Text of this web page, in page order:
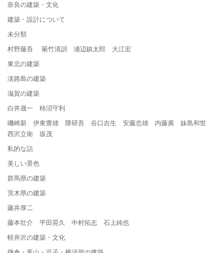
奈良の建築・文化
建築・設計について
未分類
村野藤吾 菊竹清訓 浦辺鎮太郎 大江宏
東北の建築
淡路島の建築
滋賀の建築
白井晟一 柿沼守利
磯崎新 伊東豊雄 隈研吾 谷口吉生 安藤忠雄 内藤廣 妹島和世
西沢立衛 坂茂
私的な話
美しい景色
群馬県の建築
茨木県の建築
藤井厚二
藤本壮介 平田晃久 中村拓志 石上純也
軽井沢の建築・文化